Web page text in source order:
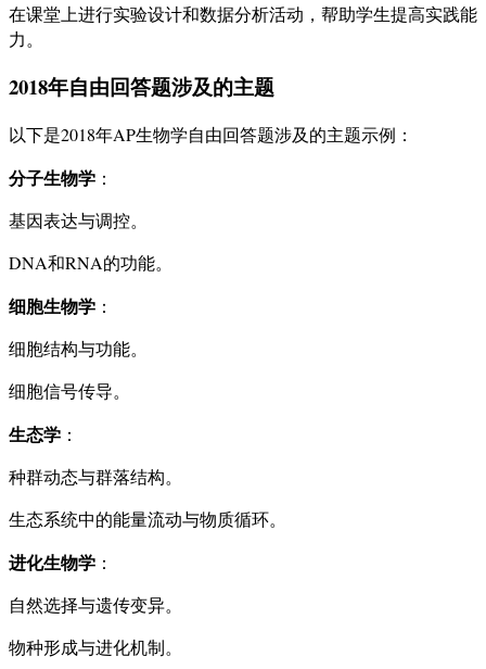
在课堂上进行实验设计和数据分析活动，帮助学生提高实践能
力。
2018年自由回答题涉及的主题
以下是2018年AP生物学自由回答题涉及的主题示例：
分子生物学 ：
基因表达与调控。
DNA和RNA的功能。
细胞生物学 ：
细胞结构与功能。
细胞信号传导。
生态学 ：
种群动态与群落结构。
生态系统中的能量流动与物质循环。
进化生物学 ：
自然选择与遗传变异。
物种形成与进化机制。